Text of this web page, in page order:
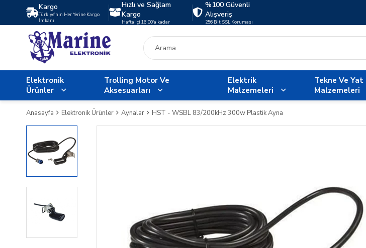
Kargo
Türkiye'nin Her Yerine Kargo
İmkanı
Hızlı ve Sağlam
Kargo
Hafta içi 16:00'a kadar
%100 Güvenli
Alışveriş
256 Bit SSL Koruması
Elektronik
Ürünler
Trolling Motor Ve
Aksesuarları
Elektrik
Malzemeleri
Tekne Ve Yat
Malzemeleri
Anasayfa Elektronik Ürünler Aynalar HST - WSBL 83/200kHz 300w Plastik Ayna